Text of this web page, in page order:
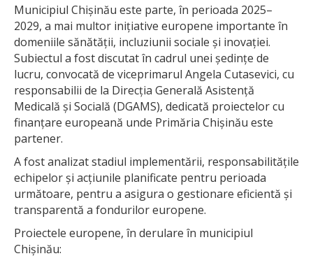
Municipiul Chișinău este parte, în perioada 2025–
2029, a mai multor inițiative europene importante în
domeniile sănătății, incluziunii sociale și inovației.
Subiectul a fost discutat în cadrul unei ședințe de
lucru, convocată de viceprimarul Angela Cutasevici, cu
responsabilii de la Direcția Generală Asistență
Medicală și Socială (DGAMS), dedicată proiectelor cu
finanțare europeană unde Primăria Chișinău este
partener.
A fost analizat stadiul implementării, responsabilitățile
echipelor și acțiunile planificate pentru perioada
următoare, pentru a asigura o gestionare eficientă și
transparentă a fondurilor europene.
Proiectele europene, în derulare în municipiul
Chișinău: